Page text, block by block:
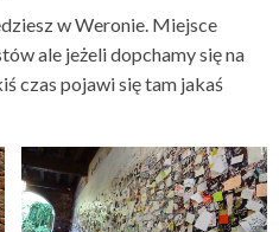
w Weronie. Miejsce
ale jeżeli dopchamy się na
czas pojawi się tam jakaś